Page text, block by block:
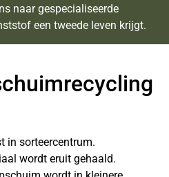
naar gespecialiseerde
een tweede leven krijgt.
in sorteercentrum.
wordt eruit gehaald.